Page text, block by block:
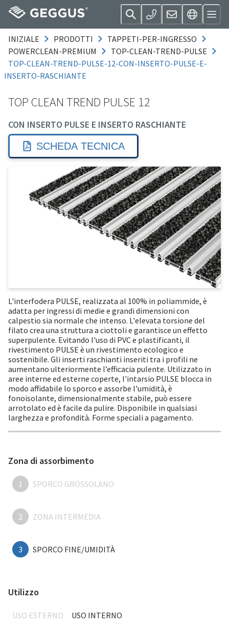
INIZIALE PRODOTTI
TAPPETI-PER-INGRESSO
POWERCLEAN-PREMIUM
TOP-CLEAN-TREND-PULSE
TOP-CLEAN-TREND-PULSE-12-CON-INSERTO-PULSE-E-
INSERTO-RASCHIANTE
TOP CLEAN TREND PULSE 12
CON INSERTO PULSE E INSERTO RASCHIANTE
SCHEDA TECNICA
L'interfodera PULSE, realizzata al 100% in poliammide, è
adatta per ingressi di medie e grandi dimensioni con
calpestio sia normale che intenso. L'elevata torsione del
filato crea una struttura a ciottoli e garantisce un effetto
superpulente. Evitando l'uso di PVC e plastificanti, il
rivestimento PULSE è un rivestimento ecologico e
sostenibile. Gli inserti raschianti inseriti tra i profili ne
aumentano ulteriormente l’efficacia pulente. Utilizzato in
aree interne ed esterne coperte, l'intarsio PULSE blocca in
modo affidabile lo sporco e assorbe l'umidità, è
fonoisolante, dimensionalmente stabile, può essere
arrotolato ed è facile da pulire. Disponibile in qualsiasi
larghezza e profondità. Forme speciali a pagamento.
Zona di assorbimento
1 SPORCO GROSSOLANO
2 ZONA INTERMEDIA
3 SPORCO FINE/UMIDITÀ
Utilizzo
USO ESTERNO USO INTERNO